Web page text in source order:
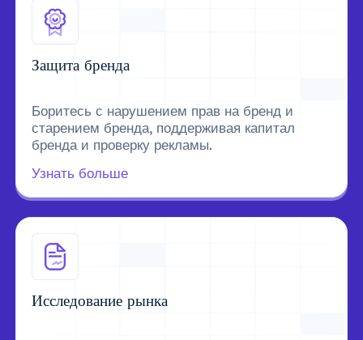
Защита бренда
Боритесь с нарушением прав на бренд и
старением бренда, поддерживая капитал
бренда и проверку рекламы.
Узнать больше
Исследование рынка